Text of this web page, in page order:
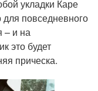
укладки Каре
повседневного
– и на
это будет
прическа.